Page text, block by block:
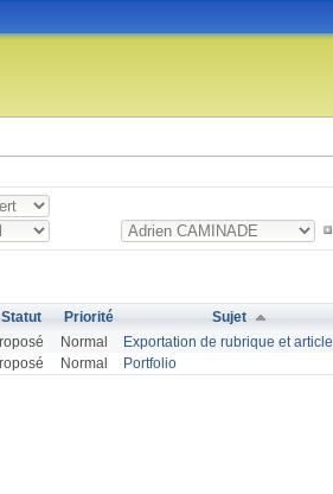
Statut Priorité Sujet
Normal Exportation de rubrique et article
Normal Portfolio